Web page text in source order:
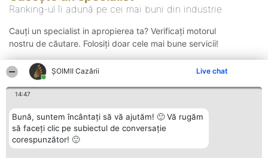
ȘOIMII Cazării Live chat
14:47
Bună, suntem încântați să vă ajutăm! 🙂 Vă rugăm
să faceți clic pe subiectul de conversație
corespunzător! 🙂
Ranking-ul îi adună pe cei mai buni din industrie
Cauți un specialist in apropierea ta? Verificați motorul
nostru de căutare. Folosiți doar cele mai bune servicii!